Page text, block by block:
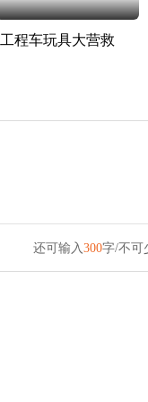
工程车玩具大营救
还可输入 300字/不可